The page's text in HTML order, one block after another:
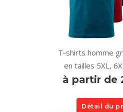
T-shirts homme
en tailles 5XL,
à partir de
Détail du